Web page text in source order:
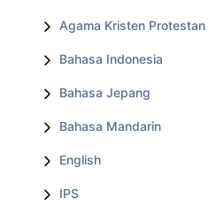
Agama Kristen Protestan
Bahasa Indonesia
Bahasa Jepang
Bahasa Mandarin
English
IPS